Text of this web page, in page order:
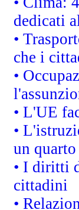
dedicati
•
che i
•
• L'UE
•
un
• I diritti
cittadini
•